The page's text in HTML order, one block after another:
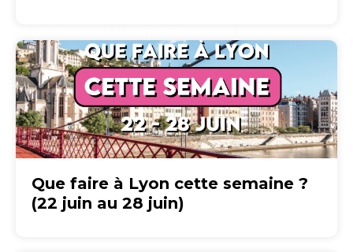
Que faire à Lyon cette semaine ?
(22 juin au 28 juin)